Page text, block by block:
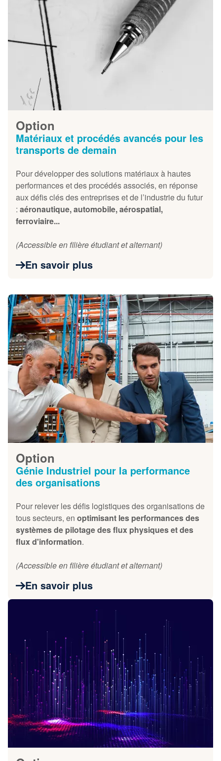
Option
Matériaux et procédés avancés pour les
transports de demain
Pour développer des solutions matériaux à hautes
performances et des procédés associés, en réponse
aux défis clés des entreprises et de l’industrie du futur
: aéronautique, automobile, aérospatial,
ferroviaire...
(Accessible en filière étudiant et alternant)
En savoir plus
Option
Génie Industriel pour la performance
des organisations
Pour relever les défis logistiques des organisations de
tous secteurs, en optimisant les performances des
systèmes de pilotage des flux physiques et des
flux d'information.
(Accessible en filière étudiant et alternant)
En savoir plus